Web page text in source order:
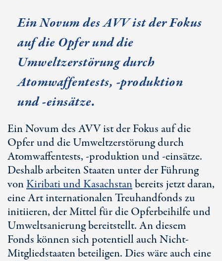
Ein Novum des AVV ist der Fokus
auf die Opfer und die
Umweltzerstörung durch
Atomwaffentests, -produktion
und -einsätze.
Ein Novum des AVV ist der Fokus auf die
Opfer und die Umweltzerstörung durch
Atomwaffentests, -produktion und -einsätze.
Deshalb arbeiten Staaten unter der Führung
vonKiribati und Kasachstanbereits jetzt daran,
eine Art internationalen Treuhandfonds zu
initiieren, der Mittel für die Opferbeihilfe und
Umweltsanierung bereitstellt. An diesem
Fonds können sich potentiell auch Nicht-
Mitgliedstaaten beteiligen. Dies wäre auch eine